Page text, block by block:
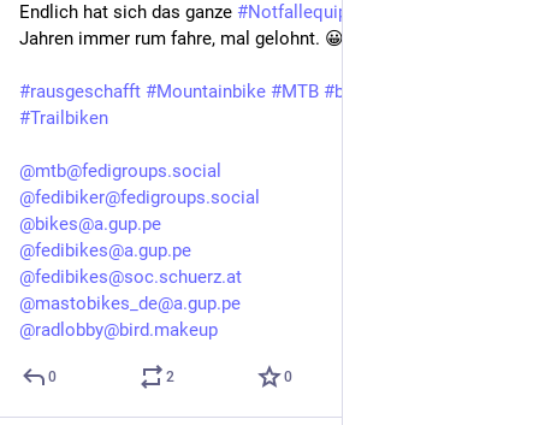
Endlich hat sich das ganze #Notfallequippment
Jahren immer rum fahre, mal gelohnt. 😀
#rausgeschafft #Mountainbike #MTB #biken
#Trailbiken
@mtb@fedigroups.social
@fedibiker@fedigroups.social
@bikes@a.gup.pe
@fedibikes@a.gup.pe
@fedibikes@soc.schuerz.at
@mastobikes_de@a.gup.pe
@radlobby@bird.makeup
0 2 0